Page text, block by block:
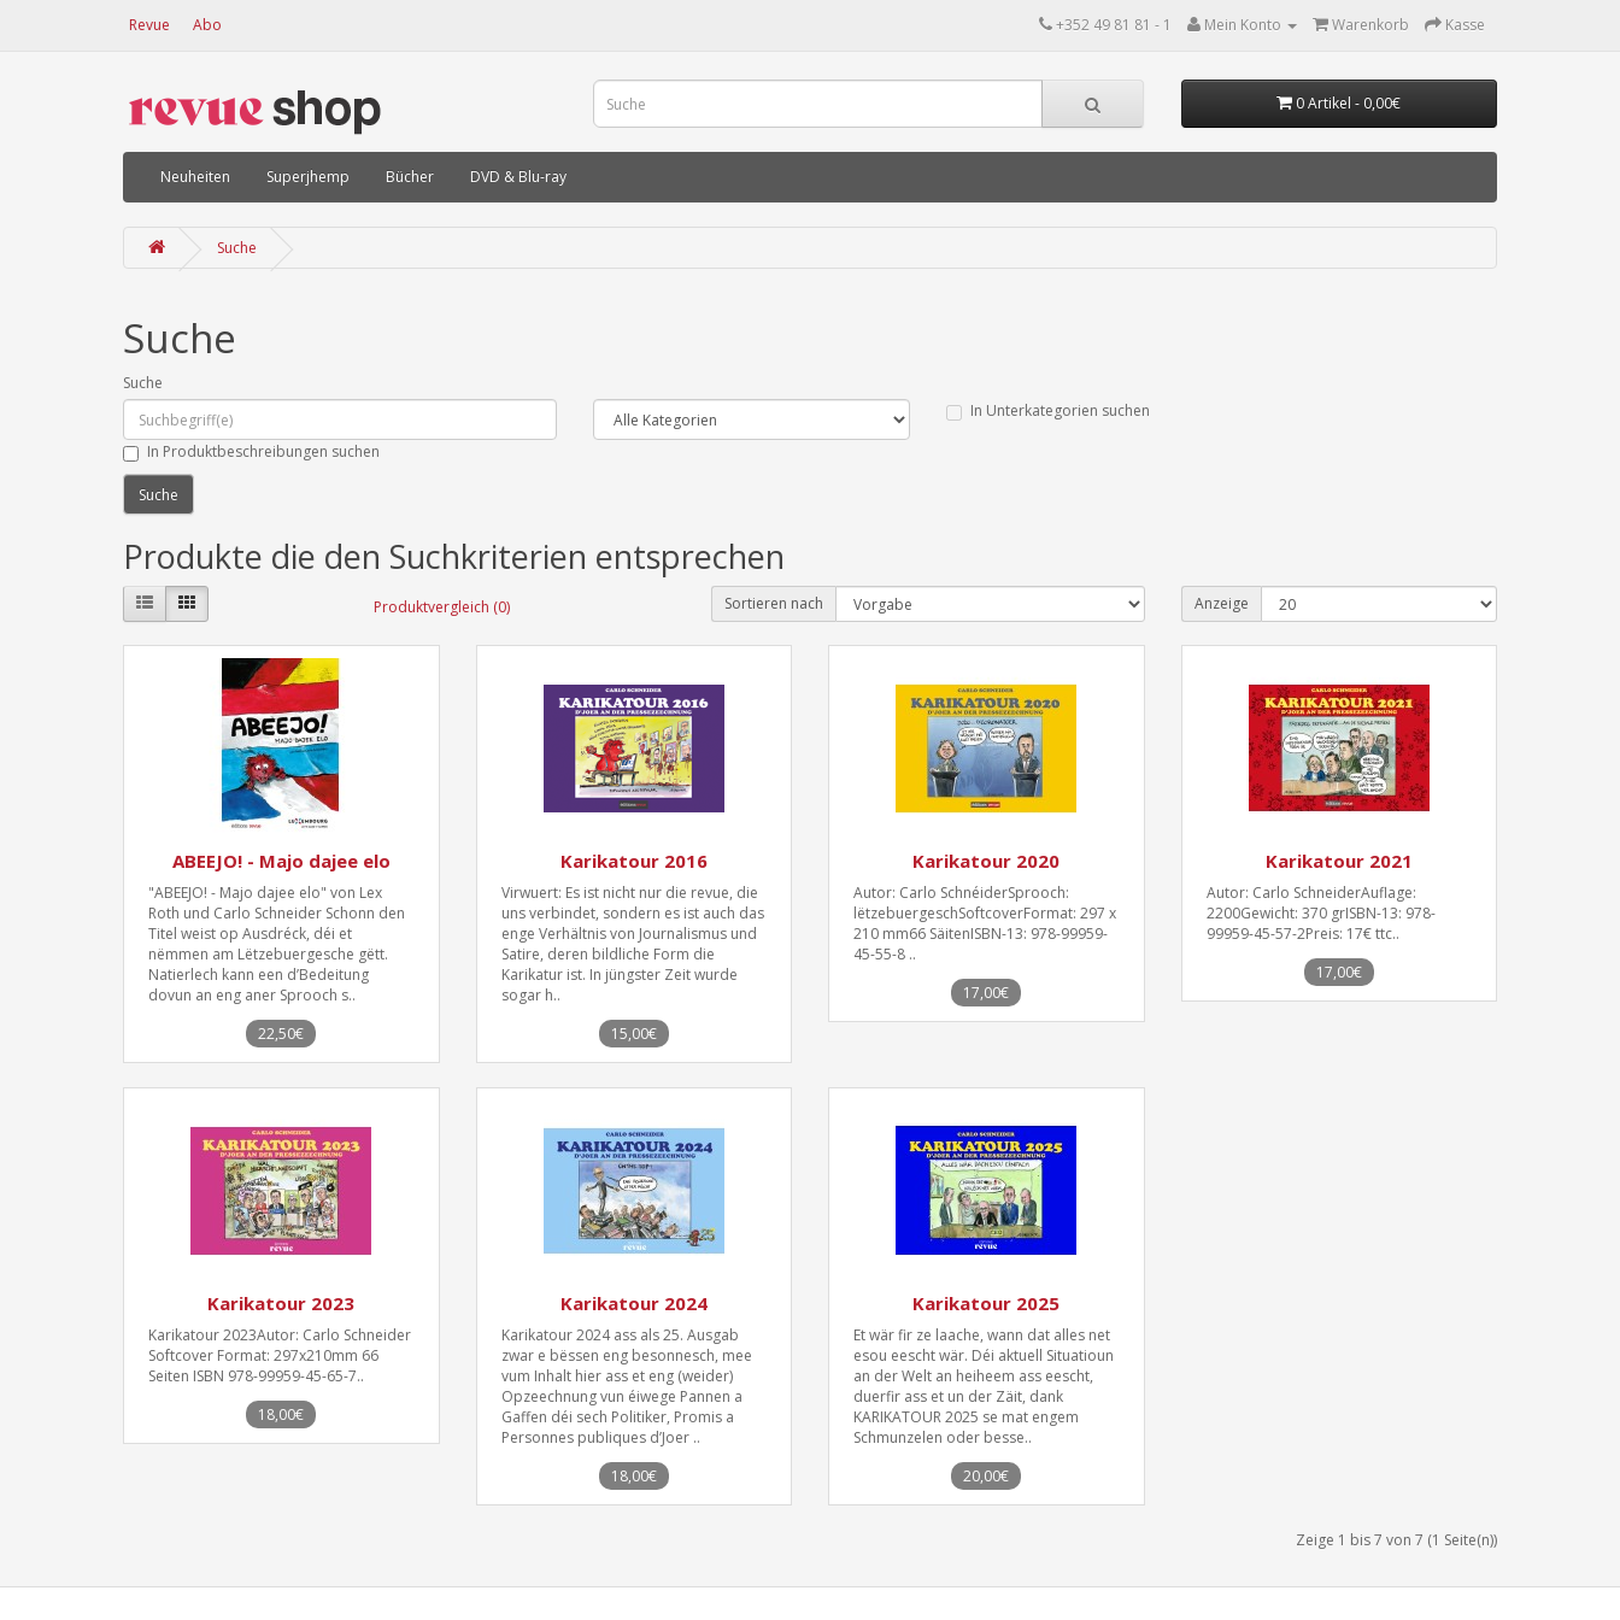
Revue Abo +352 49 81 81 - 1 Mein Konto Warenkorb Kasse
0 Artikel - 0,00€
Neuheiten Superjhemp Bücher DVD & Blu-ray
Suche
Suche
Suche
In Unterkategorien suchen
In Produktbeschreibungen suchen
Produkte die den Suchkriterien entsprechen
Produktvergleich (0) Sortieren nach Anzeige
ABEEJO! - Majo dajee elo
"ABEEJO! - Majo dajee elo" von Lex
Roth und Carlo Schneider Schonn den
Titel weist op Ausdréck, déi et
nëmmen am Lëtzebuergesche gëtt.
Natierlech kann een d’Bedeitung
dovun an eng aner Sprooch s..
22,50€
Karikatour 2016
Virwuert: Es ist nicht nur die revue, die
uns verbindet, sondern es ist auch das
enge Verhältnis von Journalismus und
Satire, deren bildliche Form die
Karikatur ist. In jüngster Zeit wurde
sogar h..
15,00€
Karikatour 2020
Autor: Carlo SchnéiderSprooch:
lëtzebuergeschSoftcoverFormat: 297 x
210 mm66 SäitenISBN-13: 978-99959-
45-55-8 ..
17,00€
Karikatour 2021
Autor: Carlo SchneiderAuflage:
2200Gewicht: 370 grISBN-13: 978-
99959-45-57-2Preis: 17€ ttc..
17,00€
Karikatour 2023
Karikatour 2023Autor: Carlo Schneider
Softcover Format: 297x210mm 66
Seiten ISBN 978-99959-45-65-7..
18,00€
Karikatour 2024
Karikatour 2024 ass als 25. Ausgab
zwar e bëssen eng besonnesch, mee
vum Inhalt hier ass et eng (weider)
Opzeechnung vun éiwege Pannen a
Gaffen déi sech Politiker, Promis a
Personnes publiques d’Joer ..
18,00€
Karikatour 2025
Et wär fir ze laache, wann dat alles net
esou eescht wär. Déi aktuell Situatioun
an der Welt an heiheem ass eescht,
duerfir ass et un der Zäit, dank
KARIKATOUR 2025 se mat engem
Schmunzelen oder besse..
20,00€
Zeige 1 bis 7 von 7 (1 Seite(n))